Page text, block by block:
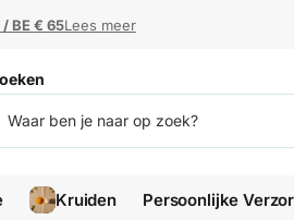
Lees meer
Kruiden Persoonlijke